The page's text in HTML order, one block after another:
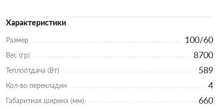
Характеристики
Размер 100/60
Вес (гр) 8700
Теплоотдача (Вт) 589
Кол-во перекладин 4
Габаритная ширина (мм) 660